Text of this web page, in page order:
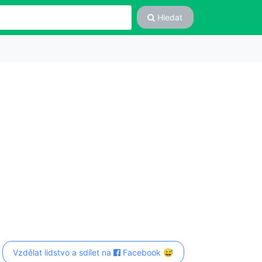
Hledat
Vzdělat lidstvo a sdílet na Facebook 😅